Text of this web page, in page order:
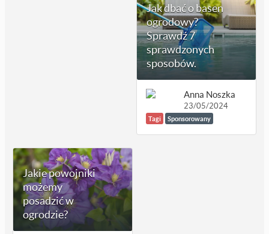
Jak dbać o basen
ogrodowy?
Sprawdź 7
sprawdzonych
sposobów.
Anna Noszka
23/05/2024
Tagi Sponsorowany
Jakie powojniki
możemy
posadzić w
ogrodzie?